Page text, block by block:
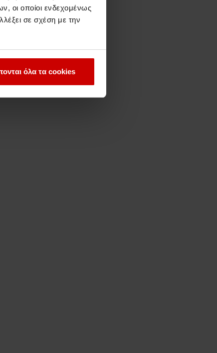
οι οποίοι ενδεχομένως
σε σχέση με την
όλα τα cookies